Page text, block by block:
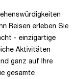
Reisen erleben Sie
- einzigartige
Aktivitäten
ganz auf Ihre
gesamte